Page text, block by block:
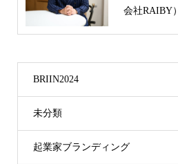
会社RAIBY）
BRIIN2024
未分類
起業家ブランディング